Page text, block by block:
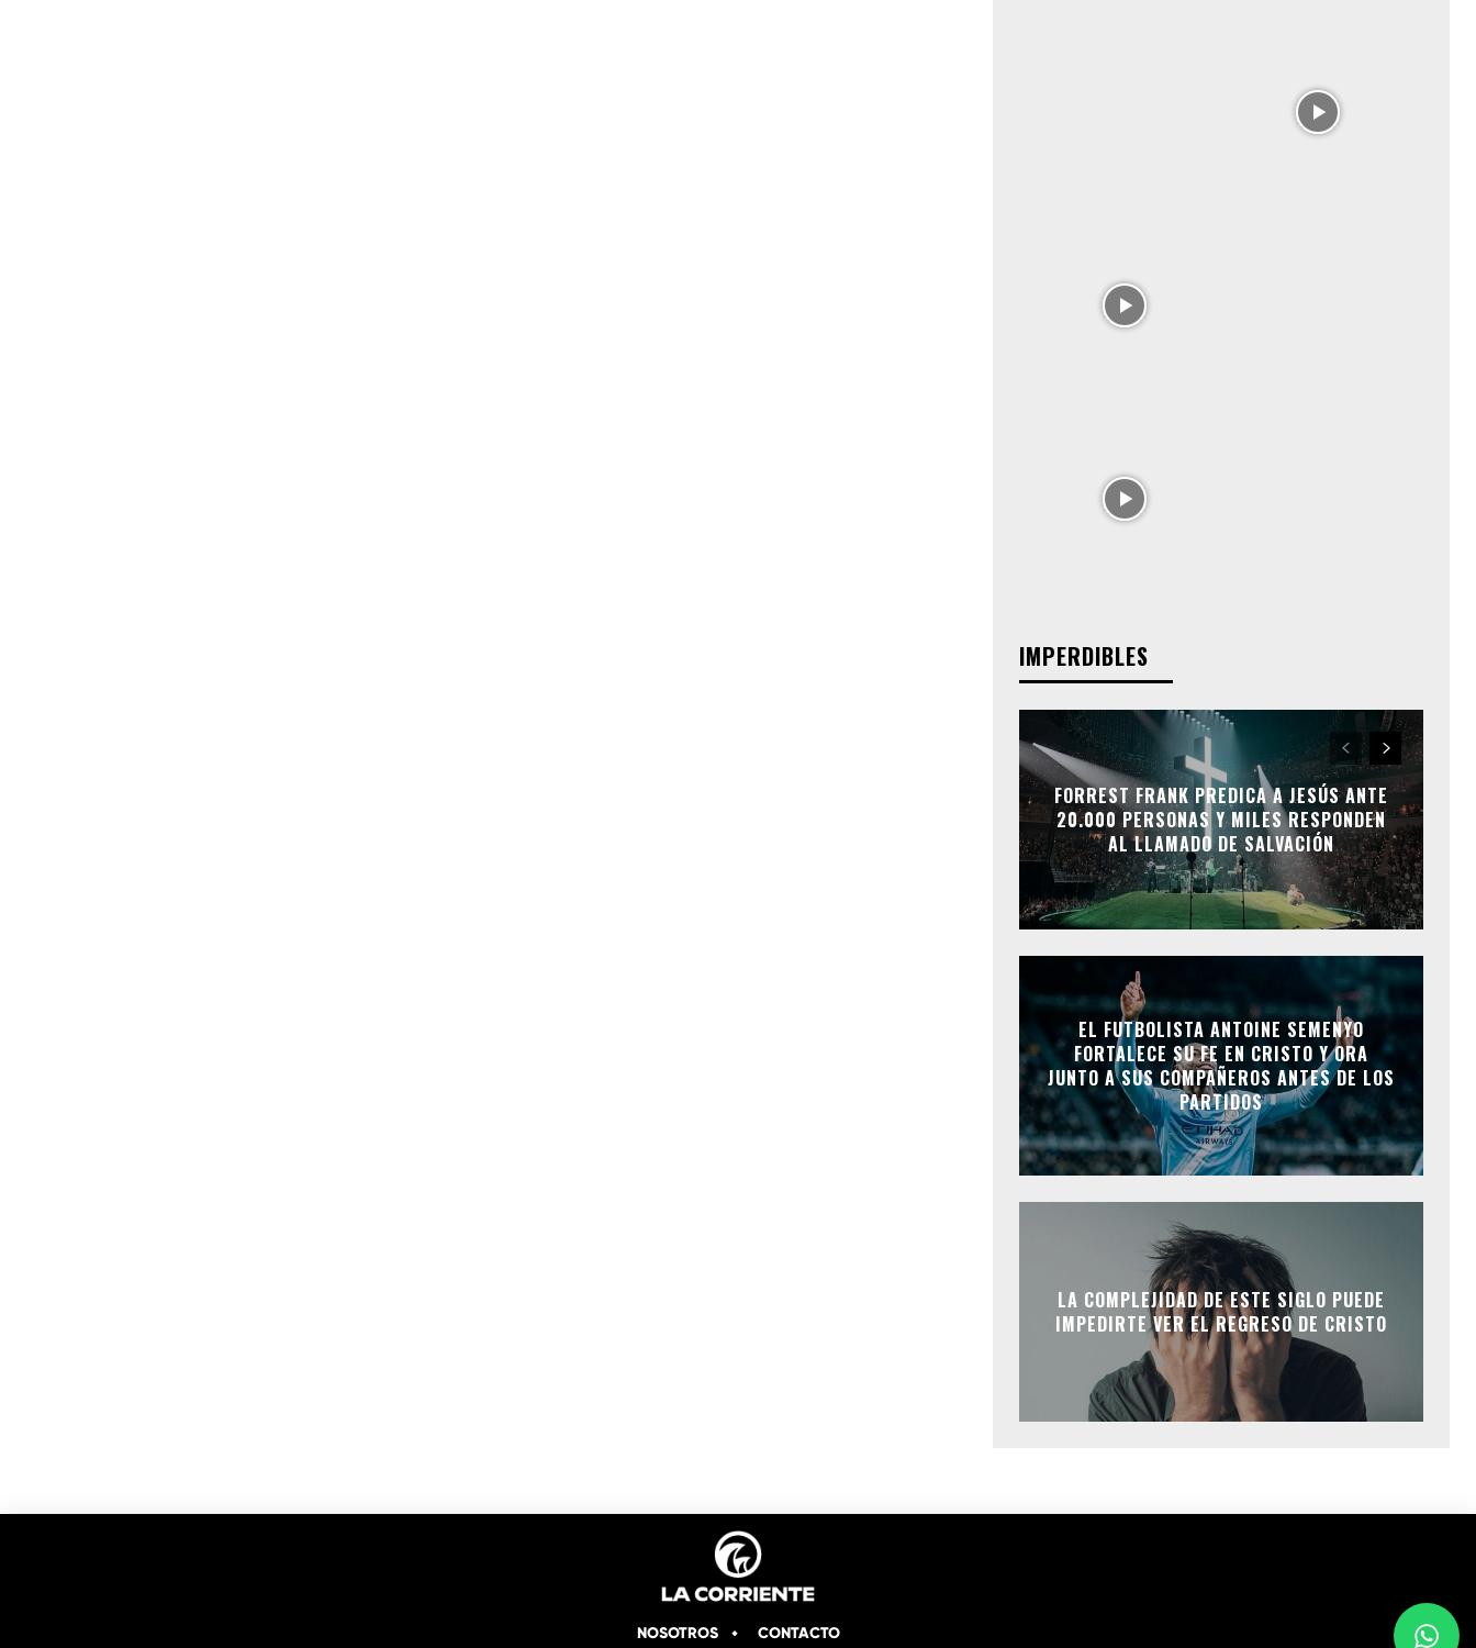
IMPERDIBLES
FORREST FRANK PREDICA A JESÚS ANTE
20.000 PERSONAS Y MILES RESPONDEN
AL LLAMADO DE SALVACIÓN
EL FUTBOLISTA ANTOINE SEMENYO
FORTALECE SU FE EN CRISTO Y ORA
JUNTO A SUS COMPAÑEROS ANTES DE LOS
PARTIDOS
LA COMPLEJIDAD DE ESTE SIGLO PUEDE
IMPEDIRTE VER EL REGRESO DE CRISTO
NOSOTROS CONTACTO